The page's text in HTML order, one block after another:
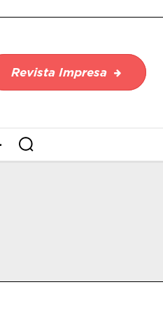
Revista Impresa